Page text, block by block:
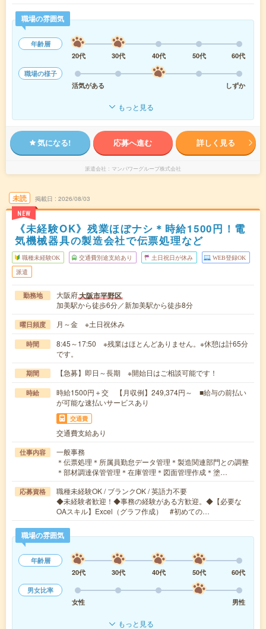
職場の雰囲気
年齢層
20代
30代 40代 50代
60代
職場の様子
活気がある
しずか
もっと見る
気になる! 応募へ進む 詳しく見る
派遣会社 マンパワーグループ株式会社
未読
NEW
掲載日 2026/08/03
《未経験OK》残業ほぼナシ＊時給1500円！電
気機械器具の製造会社で伝票処理など
職種未経験OK 交通費別途支給あり 土日祝日が休み WEB登録OK
派遣
勤務地 大阪府大阪市平野区
加美駅から徒歩6分／新加美駅から徒歩8分
曜日頻度 月～金 ※土日祝休み
時間
8:45～17:50 ※残業はほとんどありません。※休憩は計65分
です。
期間 【急募】即日～長期 ※開始日はご相談可能です！
時給
時給1500円＋交 【月収例】249,374円～ ■給与の前払い
が可能な速払いサービスあり
交通費
交通費支給あり
仕事内容
一般事務
＊伝票処理＊所属員勤怠データ管理＊製造関連部門との調整
＊部材調達保管管理＊在庫管理＊図面管理作成＊塗…
応募資格
職種未経験OK / ブランクOK / 英語力不要
◆未経験者歓迎！◆事務の経験がある方歓迎。◆【必要な
OAスキル】Excel（グラフ作成） #初めての…
職場の雰囲気
年齢層
20代
30代 40代 50代
60代
男女比率
女性
男性
もっと見る